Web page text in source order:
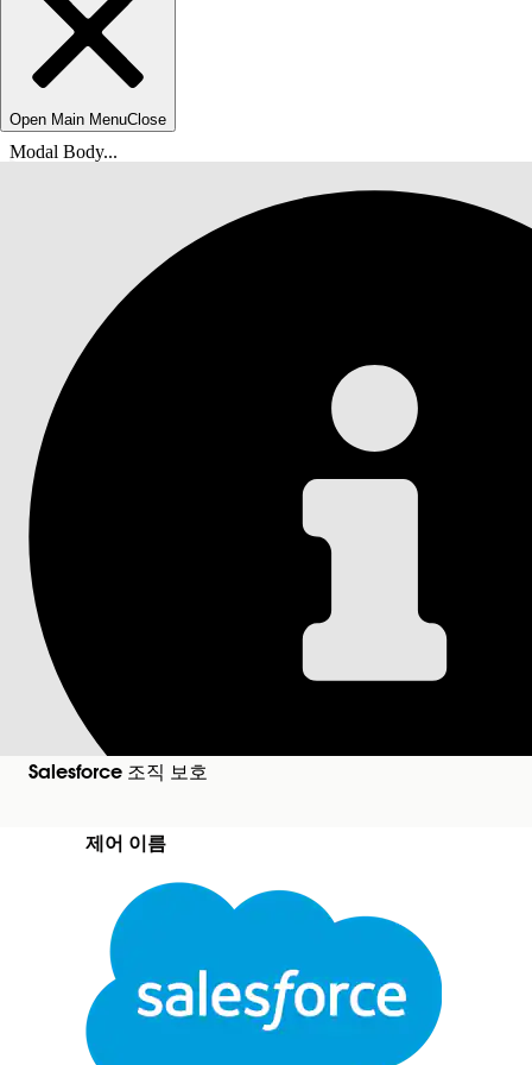
Open Main MenuClose
Modal Body...
본 텍스트는 Salesforce 기계 번역 시스템으로 번역되었습니다. 자세한 내용은
Salesforce 조직 보호
Shield Platform
수신 거부 키 파생 및
제어 이름
Shield Platform Encryption 정책 - Salesforce 관리
권장 구성
암호화 설정의 고급 암호화 설정에서 자체 키를 업로
파일 및 첨부 파일, 이벤트 버스 데이터를 암호화합니